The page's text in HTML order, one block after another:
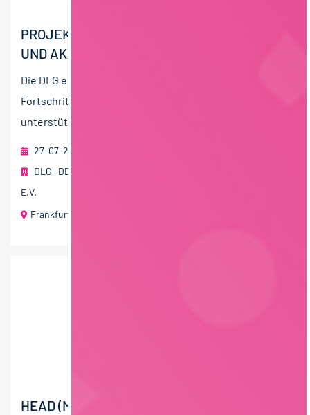
PROJEKTLEITER (M/W/D) LEBENSMITTEL
UND AKADEMIE FOOD (VZ – 100 %)
Die DLG e.V. versteht sich als Impulsgeber für den
Fortschritt in der Land- und Ernährungswirtschaft. Sie
unterstützt Persönlichkeiten, Organisationen und...
27-07-2026
DLG- DEUTSCHE LANDWIRTSCHAFTS-GESELLSCHAFT
E.V.
Frankfurt am Main
HEAD (M/W/D) OF PRODUCT DEVELOPMENT